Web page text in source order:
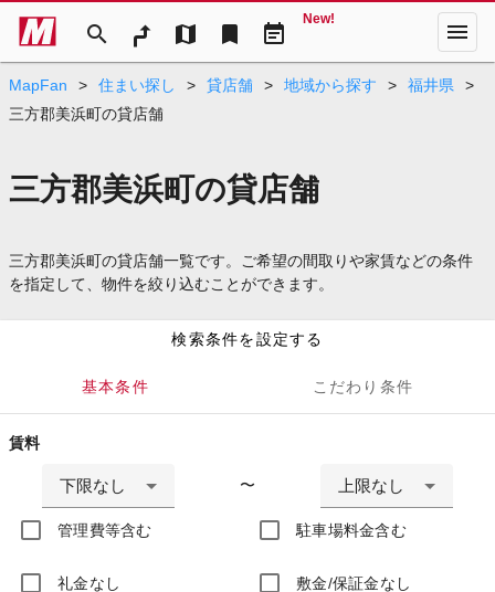
search map bookmark event_note
New! menu
MapFan > 住まい探し > 貸店舗 > 地域から探す > 福井県
>
三方郡美浜町の貸店舗
三方郡美浜町の貸店舗
三方郡美浜町の貸店舗一覧です。ご希望の間取りや家賃などの条件
を指定して、物件を絞り込むことができます。
検索条件を設定する
基本条件 こだわり条件
賃料
下限なし 〜 上限なし
管理費等含む 駐車場料金含む
礼金なし 敷金/保証金なし